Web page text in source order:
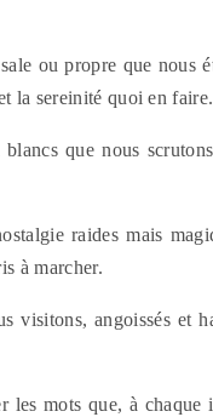
ou propre que nous
la sereinité quoi en faire.
que nous
raides mais
à marcher.
visitons, angoissés et
les mots que, à